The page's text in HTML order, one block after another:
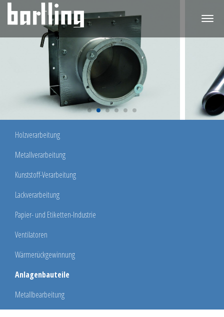
Holzverarbeitung
Metallverarbeitung
Kunststoff-Verarbeitung
Lackverarbeitung
Papier- und Etiketten-Industrie
Ventilatoren
Wärmerückgewinnung
Anlagenbauteile
Metallbearbeitung